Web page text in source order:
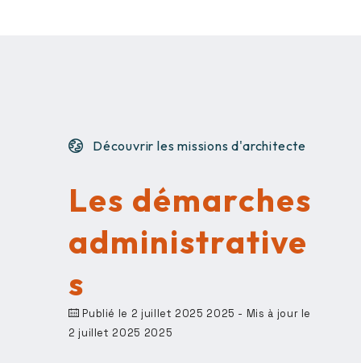
Découvrir les missions d'architecte
Les démarches
administrative
s
Publié le 2 juillet 2025 2025 - Mis à jour le
2 juillet 2025 2025